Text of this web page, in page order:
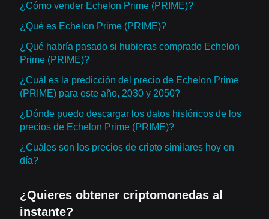
¿Cómo vender Echelon Prime (PRIME)?
¿Qué es Echelon Prime (PRIME)?
¿Qué habría pasado si hubieras comprado Echelon
Prime (PRIME)?
¿Cuál es la predicción del precio de Echelon Prime
(PRIME) para este año, 2030 y 2050?
¿Dónde puedo descargar los datos históricos de los
precios de Echelon Prime (PRIME)?
¿Cuáles son los precios de cripto similares hoy en
día?
¿Quieres obtener criptomonedas al
instante?